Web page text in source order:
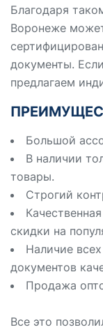
Благодаря
Воронеже
документы.
предлагаем
Большой
В наличии
товары.
Строгий
скидки на
Наличие
документов
Продажа
Все это